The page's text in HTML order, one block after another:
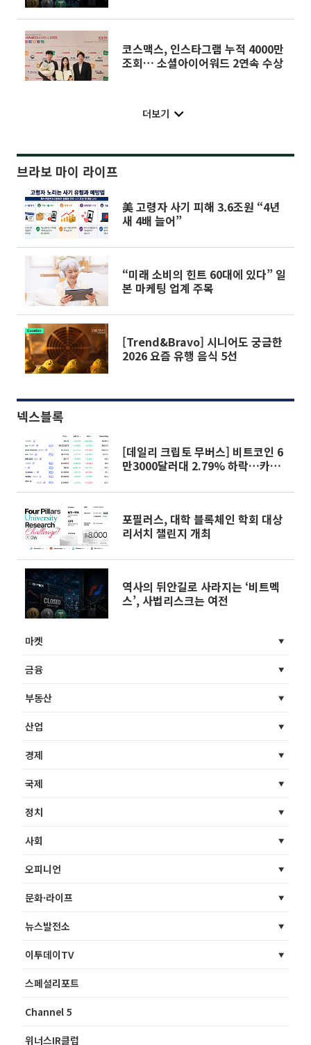
코스맥스, 인스타그램 누적 4000만
조회… 소셜아이어워드 2연속 수상
더보기
브라보 마이 라이프
美 고령자 사기 피해 3.6조원 “4년
새 4배 늘어”
“미래 소비의 힌트 60대에 있다” 일
본 마케팅 업계 주목
[Trend&Bravo] 시니어도 궁금한
2026 요즘 유행 음식 5선
넥스블록
[데일리 크립토 무버스] 비트코인 6
만3000달러대 2.79% 하락…카이
포필러스, 대학 블록체인 학회 대상
리서치 챌린지 개최
역사의 뒤안길로 사라지는 ‘비트멕
스’, 사법리스크는 여전
마켓
금융
부동산
산업
경제
국제
정치
사회
오피니언
문화·라이프
뉴스발전소
이투데이TV
스페셜리포트
Channel 5
위너스IR클럽